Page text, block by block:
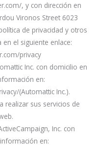
, y con dirección en
Vironos Street 6023
de privacidad y otros
el siguiente enlace:
privacy
Inc. con domicilio en
en:
(Automattic Inc.).
realizar sus servicios de
Inc. con
en: